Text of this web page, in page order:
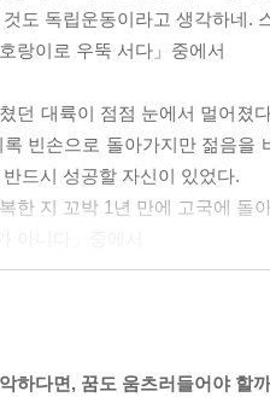
도 독립운동이라고 생각하네.
랑이로 우뚝 서다」중에서
던 대륙이 점점 눈에서 멀어졌
빈손으로 돌아가지만 젊음을
드시 성공할 자신이 있었다.
한 지 꼬박 1년 만에 고국에 돌
사업가나 모두 다 사람을 귀히
하다면, 꿈도 움츠러들어야 할